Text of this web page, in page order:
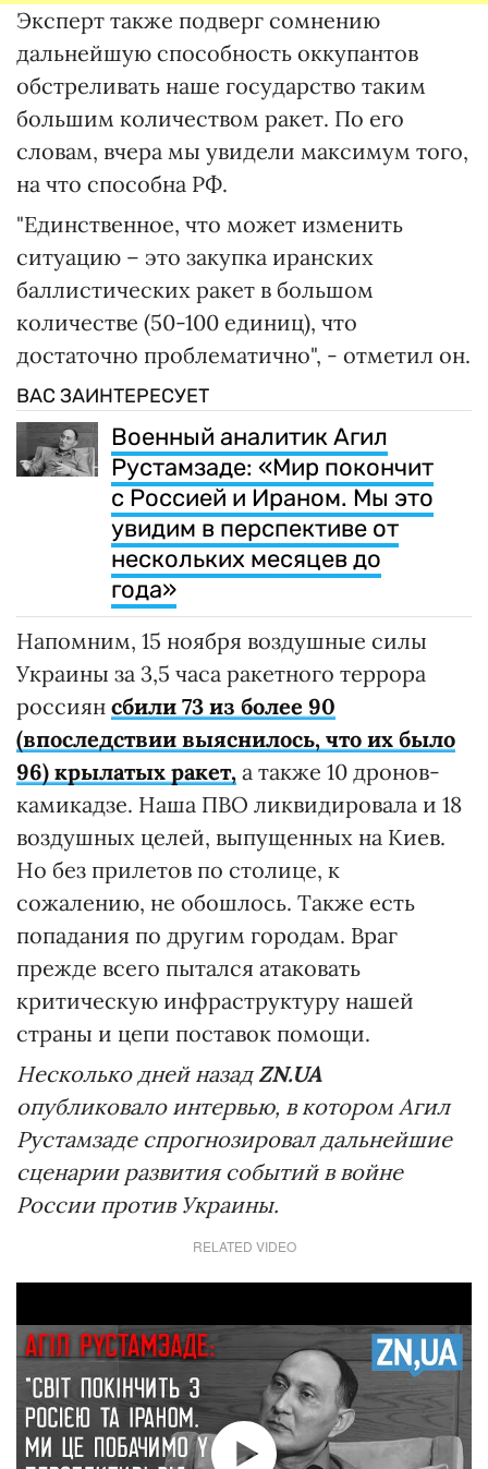
Эксперт также подверг сомнению
дальнейшую способность оккупантов
обстреливать наше государство таким
большим количеством ракет. По его
словам, вчера мы увидели максимум того,
на что способна РФ.
"Единственное, что может изменить
ситуацию – это закупка иранских
баллистических ракет в большом
количестве (50-100 единиц), что
достаточно проблематично", - отметил он.
ВАС ЗАИНТЕРЕСУЕТ
Военный аналитик Агил
Рустамзаде: «Мир покончит
с Россией и Ираном. Мы это
увидим в перспективе от
нескольких месяцев до
года»
Напомним, 15 ноября воздушные силы
Украины за 3,5 часа ракетного террора
россиян сбили 73 из более 90
(впоследствии выяснилось, что их было
96) крылатых ракет, а также 10 дронов-
камикадзе. Наша ПВО ликвидировала и 18
воздушных целей, выпущенных на Киев.
Но без прилетов по столице, к
сожалению, не обошлось. Также есть
попадания по другим городам. Враг
прежде всего пытался атаковать
критическую инфраструктуру нашей
страны и цепи поставок помощи.
Несколько дней назадZN.UA
опубликовало интервью, в котором Агил
Рустамзаде спрогнозировал дальнейшие
сценарии развития событий в войне
России против Украины.
RELATED VIDEO